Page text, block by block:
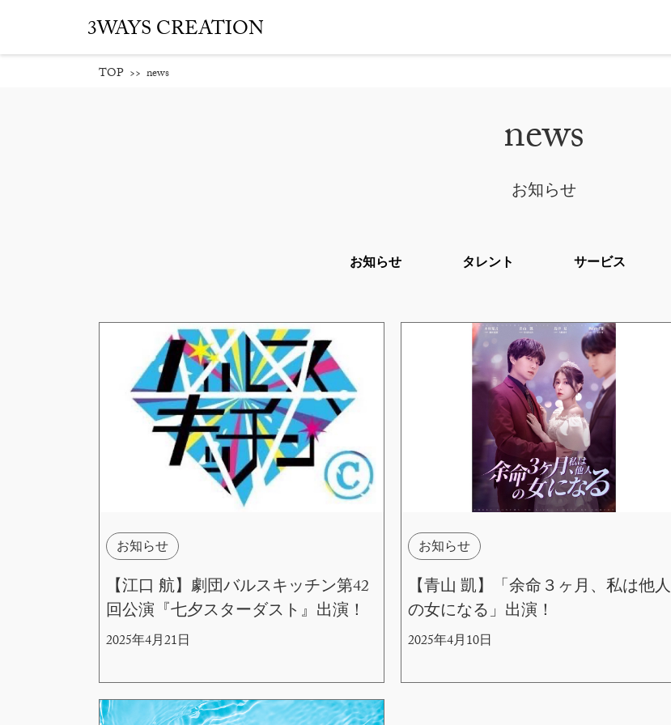
3WAYS CREATION
TOP >> news
news
お知らせ
お知らせ タレント サービス
お知らせ
【江口 航】劇団バルスキッチン第42
回公演『七夕スターダスト』出演！
2025年4月21日
お知らせ
【青山 凱】「余命３ヶ月、私は他人
の女になる」出演！
2025年4月10日